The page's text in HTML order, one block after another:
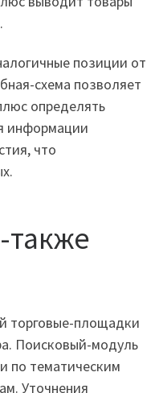
позиции от
схема позволяет
определять
информации
что
торговые-площадки
Поисковый-модуль
по тематическим
Уточнения